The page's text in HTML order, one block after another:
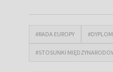
#RADA EUROPY
#STOSUNKI